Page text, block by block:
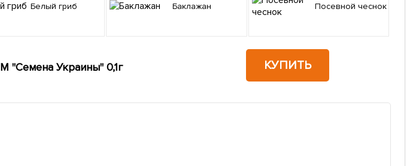
Белый гриб Баклажан Посевной чеснок
"Семена Украины" 0,1г КУПИТЬ